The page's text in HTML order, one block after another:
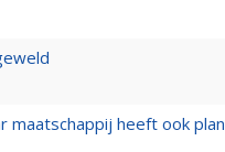
maatschappij heeft ook plan